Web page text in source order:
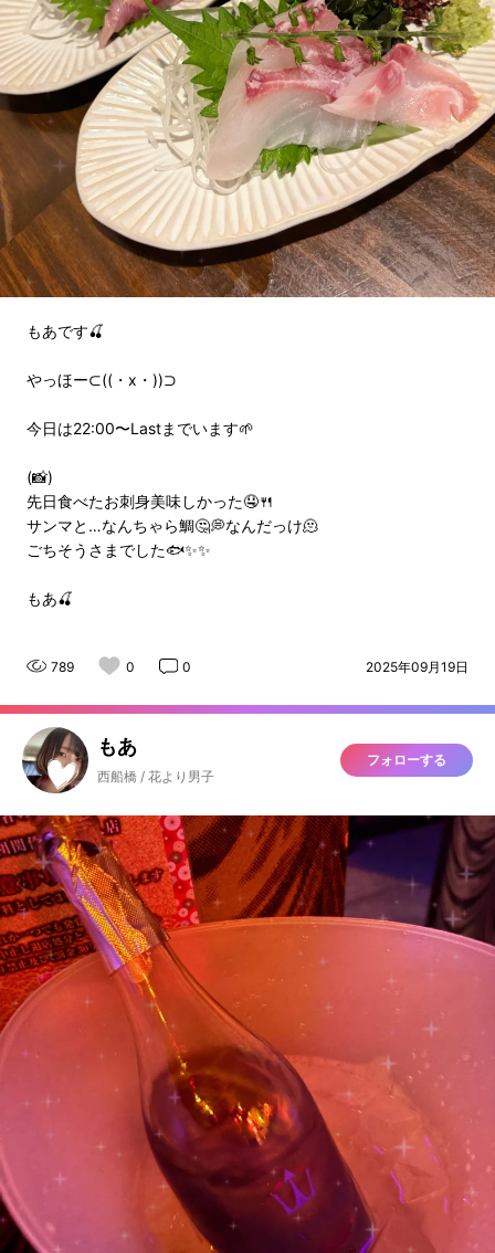
もあです🍒
やっほー⊂((・x・))⊃
今日は22:00〜Lastまでいます🌱
(📸)
先日食べたお刺身美味しかった🤤🍴
サンマと…なんちゃら鯛🤔💭なんだっけ🫠
ごちそうさまでした🐟✨✨
もあ🍒
789 0 0 2025年09月19日
もあ
西船橋 / 花より男子
フォローする